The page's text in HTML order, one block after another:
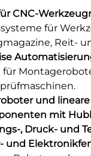
CNC-
für
Reit-
für
und
mit
, Druck- und
und